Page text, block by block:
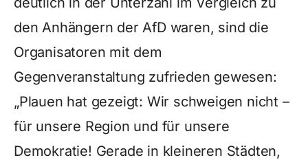
den Anhängern der AfD waren, sind die
Organisatoren mit dem
Gegenveranstaltung zufrieden gewesen:
„Plauen hat gezeigt: Wir schweigen nicht –
für unsere Region und für unsere
Demokratie! Gerade in kleineren Städten,